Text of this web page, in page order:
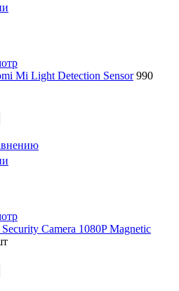
Mi Light Detection Sensor 990
Camera 1080P Magnetic